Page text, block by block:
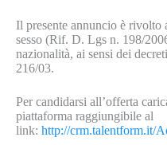
Il presente annuncio è rivolto
sesso (Rif. D. Lgs n. 198/
nazionalità, ai sensi dei
216/03.
Per candidarsi all’offerta
piattaforma raggiungibile al
link: http://crm.talentform.it/